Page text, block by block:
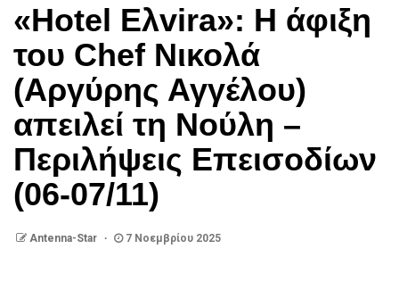
«Hotel Eλvira»: Η άφιξη
του Chef Νικολά
(Αργύρης Αγγέλου)
απειλεί τη Νούλη –
Περιλήψεις Επεισοδίων
(06-07/11)
Antenna-Star 7 Νοεμβρίου 2025